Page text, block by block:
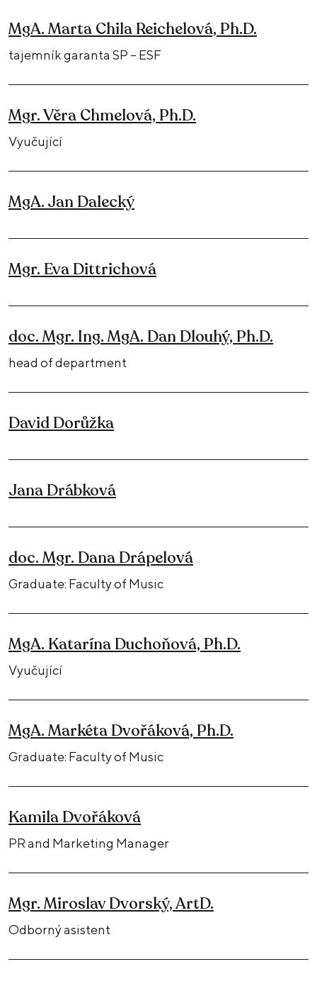
MgA. Marta Chila Reichelová, Ph.D.
tajemník garanta SP – ESF
Mgr. Věra Chmelová, Ph.D.
Vyučující
MgA. Jan Dalecký
Mgr. Eva Dittrichová
doc. Mgr. Ing. MgA. Dan Dlouhý, Ph.D.
head of department
David Dorůžka
Jana Drábková
doc. Mgr. Dana Drápelová
Graduate: Faculty of Music
MgA. Katarína Duchoňová, Ph.D.
Vyučující
MgA. Markéta Dvořáková, Ph.D.
Graduate: Faculty of Music
Kamila Dvořáková
PR and Marketing Manager
Mgr. Miroslav Dvorský, ArtD.
Odborný asistent